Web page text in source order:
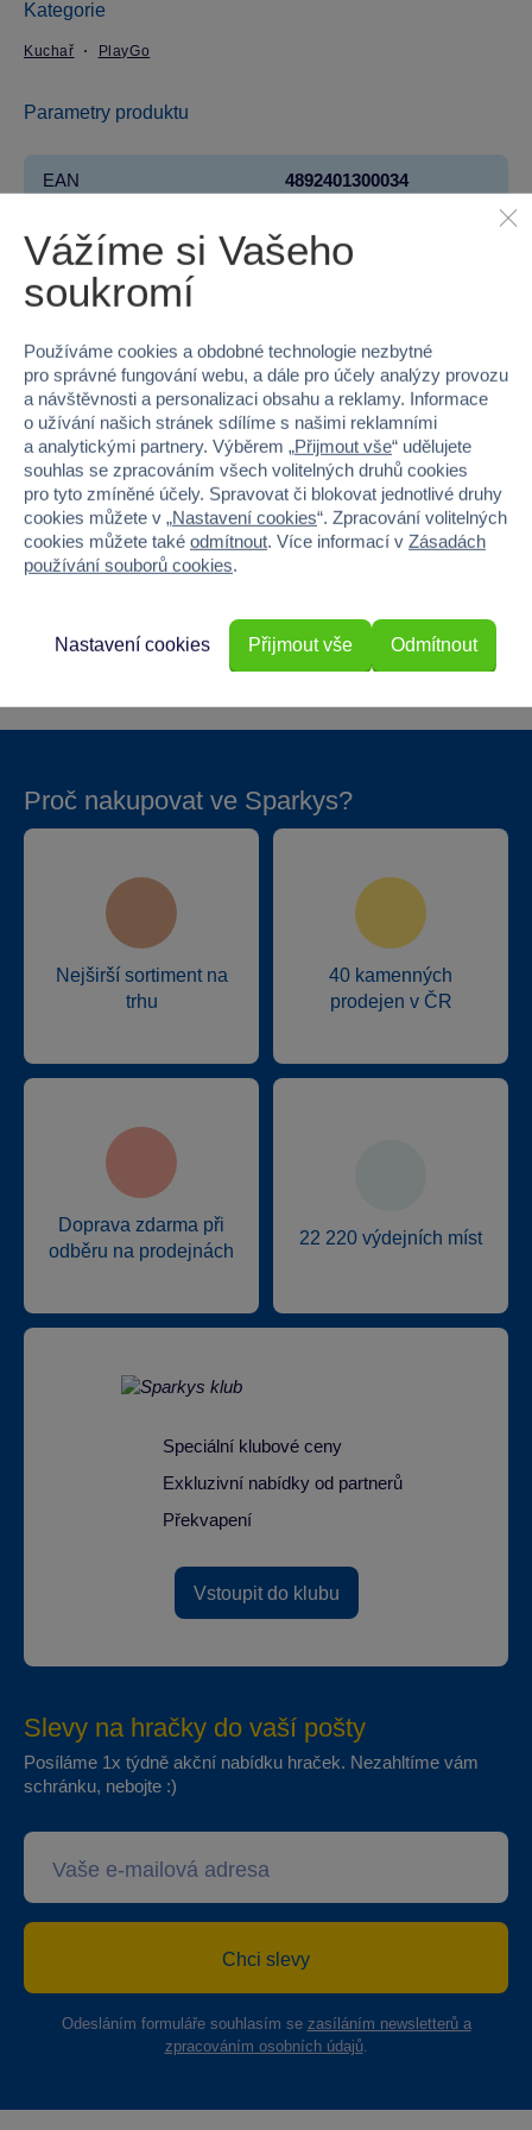
Kategorie
Kuchař PlayGo
Parametry produktu
EAN 4892401300034
Kód produktu 49P-30003
Značka
Pohlaví HOLKA, KLUK
Materiál PLAST
Šířka 22.5
Výška 6.5
Hmotnost v gramech 383
Proč nakupovat ve Sparkys?
Nejširší sortiment na
trhu
40 kamenných
prodejen v ČR
Doprava zdarma při
odběru na prodejnách
22 220 výdejních míst
Speciální klubové ceny
Exkluzivní nabídky od partnerů
Překvapení
Vstoupit do klubu
Slevy na hračky do vaší pošty
Posíláme 1x týdně akční nabídku hraček. Nezahltíme vám
schránku, nebojte :)
Chci slevy
Odesláním formuláře souhlasím se zasíláním newsletterů a
zpracováním osobních údajů.
Vážíme si Vašeho
soukromí
Používáme cookies a obdobné technologie nezbytné
pro správné fungování webu, a dále pro účely analýzy provozu
a návštěvnosti a personalizaci obsahu a reklamy. Informace
o užívání našich stránek sdílíme s našimi reklamními
a analytickými partnery. Výběrem „Přijmout vše“ udělujete
souhlas se zpracováním všech volitelných druhů cookies
pro tyto zmíněné účely. Spravovat či blokovat jednotlivé druhy
cookies můžete v „Nastavení cookies“. Zpracování volitelných
cookies můžete také odmítnout. Více informací v Zásadách
používání souborů cookies.
Odmítnout
Nastavení cookies Přijmout vše